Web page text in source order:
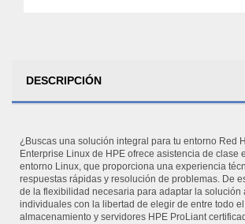
DESCRIPCIÓN
¿Buscas una solución integral para tu entorno Red
Enterprise Linux de HPE ofrece asistencia de clase
entorno Linux, que proporciona una experiencia
respuestas rápidas y resolución de problemas. De
de la flexibilidad necesaria para adaptar la solución
individuales con la libertad de elegir de entre todo
almacenamiento y servidores HPE ProLiant